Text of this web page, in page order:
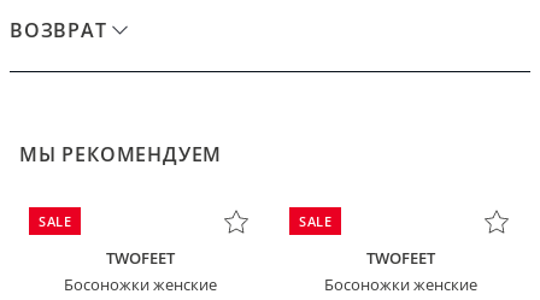
ВОЗВРАТ
МЫ РЕКОМЕНДУЕМ
SALE
TWOFEET
Босоножки женские
SALE
TWOFEET
Босоножки женские